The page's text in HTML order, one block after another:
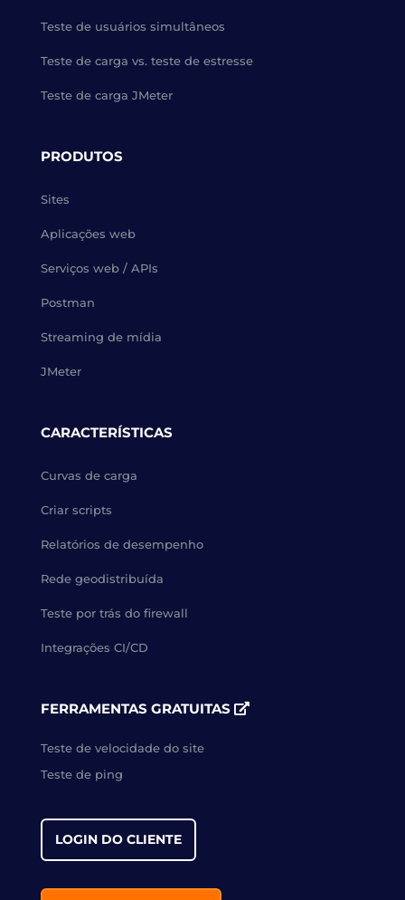
Teste de usuários simultâneos
Teste de carga vs. teste de estresse
Teste de carga JMeter
PRODUTOS
Sites
Aplicações web
Serviços web / APIs
Postman
Streaming de mídia
JMeter
CARACTERÍSTICAS
Curvas de carga
Criar scripts
Relatórios de desempenho
Rede geodistribuída
Teste por trás do firewall
Integrações CI/CD
FERRAMENTAS GRATUITAS
Teste de velocidade do site
Teste de ping
LOGIN DO CLIENTE